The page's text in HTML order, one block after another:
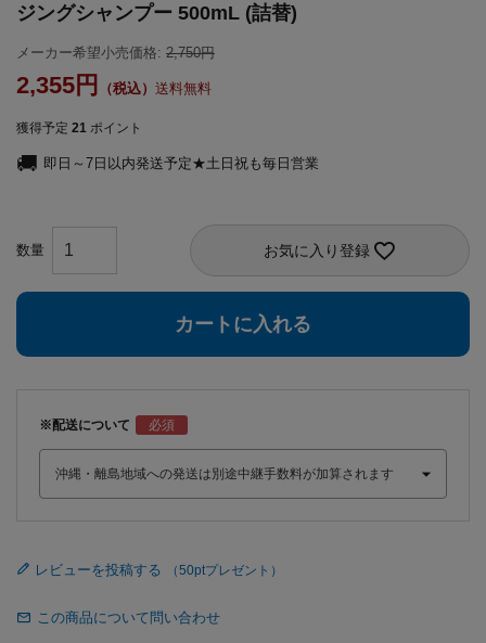
ジングシャンプー 500mL (詰替)
メーカー希望小売価格: 2,750
2,355 送料無料
獲得予定 21 ポイント
即日～7日以内発送予定★土日祝も毎日営業
お気に入り登録
カートに入れる
※配送について
レビューを投稿する
この商品について問い合わせ